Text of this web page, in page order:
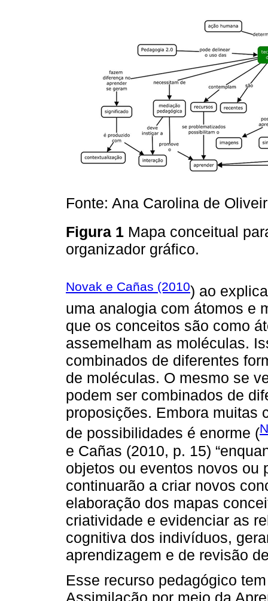
Fonte: Ana Carolina de
Figura 1 Mapa conceitual
organizador gráfico.
Novak e Cañas (2010) ao
uma analogia com átomos e
que os conceitos são como
assemelham as moléculas.
combinados de diferentes
de moléculas. O mesmo se
podem ser combinados de
proposições. Embora muitas
de possibilidades é enorme (
e Cañas (2010, p. 15)
objetos ou eventos novos ou
continuarão a criar novos
elaboração dos mapas
criatividade e evidenciar as
cognitiva dos indivíduos,
aprendizagem e de revisão
Esse recurso pedagógico
Assimilação por meio da